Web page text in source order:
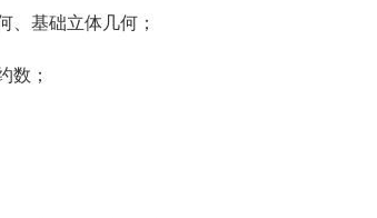
、基础立体几何；
数；